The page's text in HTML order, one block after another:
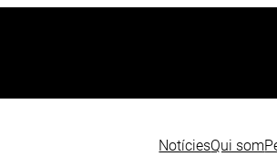
NotíciesQui som